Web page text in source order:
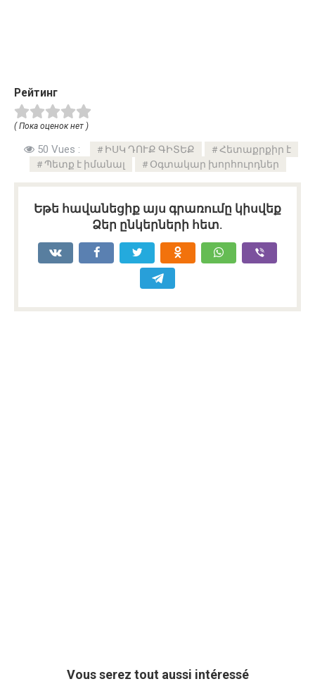
Рейтинг
( Пока оценок нет )
50 Vues : ԻՍԿ ԴՈՒՔ ԳԻՏԵՔ
Հետաքրքիր է
Պետք է իմանալ
Օգտակար խորհուրդներ
Եթե հավանեցիք այս գրառումը կիսվեք
Ձեր ընկերների հետ.
Vous serez tout aussi intéressé